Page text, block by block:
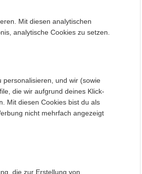
Mit diesen analytischen
analytische Cookies zu setzen.
personalisieren, und wir (sowie
die wir aufgrund deines Klick-
Mit diesen Cookies bist du als
nicht mehrfach angezeigt
die zur Erstellung von